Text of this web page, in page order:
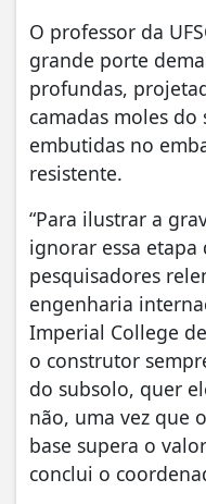
O professor da
grande porte
profundas,
camadas moles
embutidas no
resistente.
“Para ilustrar a
ignorar essa
pesquisadores
engenharia
Imperial College
o construtor
do subsolo, quer
não, uma vez que
base supera o
conclui o